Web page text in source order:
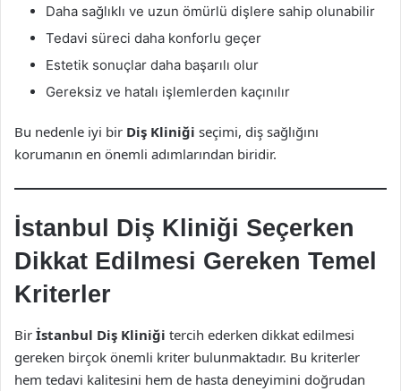
Daha sağlıklı ve uzun ömürlü dişlere sahip olunabilir
Tedavi süreci daha konforlu geçer
Estetik sonuçlar daha başarılı olur
Gereksiz ve hatalı işlemlerden kaçınılır
Bu nedenle iyi bir Diş Kliniği seçimi, diş sağlığını
korumanın en önemli adımlarından biridir.
İstanbul Diş Kliniği Seçerken
Dikkat Edilmesi Gereken Temel
Kriterler
Bir İstanbul Diş Kliniği tercih ederken dikkat edilmesi
gereken birçok önemli kriter bulunmaktadır. Bu kriterler
hem tedavi kalitesini hem de hasta deneyimini doğrudan